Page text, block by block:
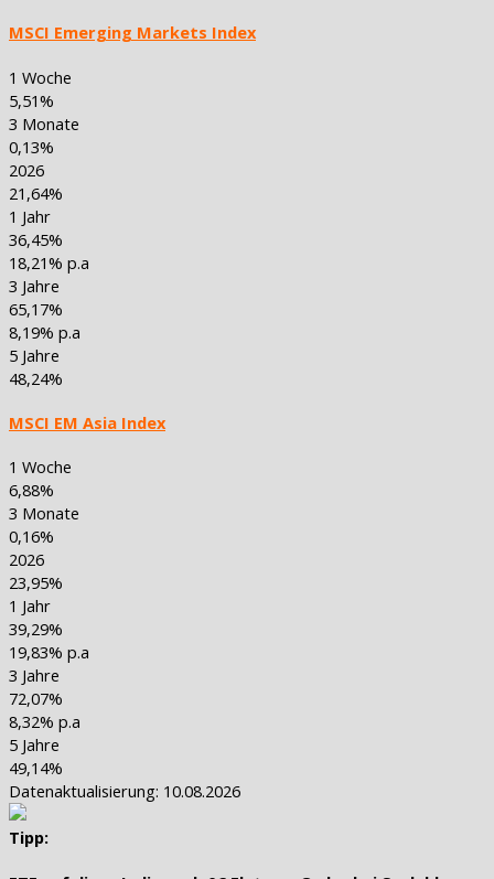
MSCI Emerging Markets Index
1 Woche
5,51%
3 Monate
0,13%
2026
21,64%
1 Jahr
36,45%
18,21% p.a
3 Jahre
65,17%
8,19% p.a
5 Jahre
48,24%
MSCI EM Asia Index
1 Woche
6,88%
3 Monate
0,16%
2026
23,95%
1 Jahr
39,29%
19,83% p.a
3 Jahre
72,07%
8,32% p.a
5 Jahre
49,14%
Datenaktualisierung: 10.08.2026
Tipp: